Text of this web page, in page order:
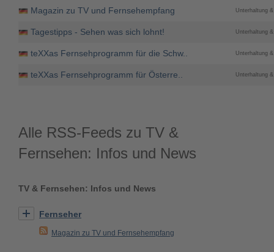
Magazin zu TV und Fernsehempfang Unterhaltung
Tagestipps - Sehen was sich lohnt! Unterhaltung
teXXas Fernsehprogramm für die Schw.. Unterhaltung
teXXas Fernsehprogramm für Österre.. Unterhaltung
Alle RSS-Feeds zu TV &
Fernsehen: Infos und News
TV & Fernsehen: Infos und News
Fernseher
Magazin zu TV und Fernsehempfang